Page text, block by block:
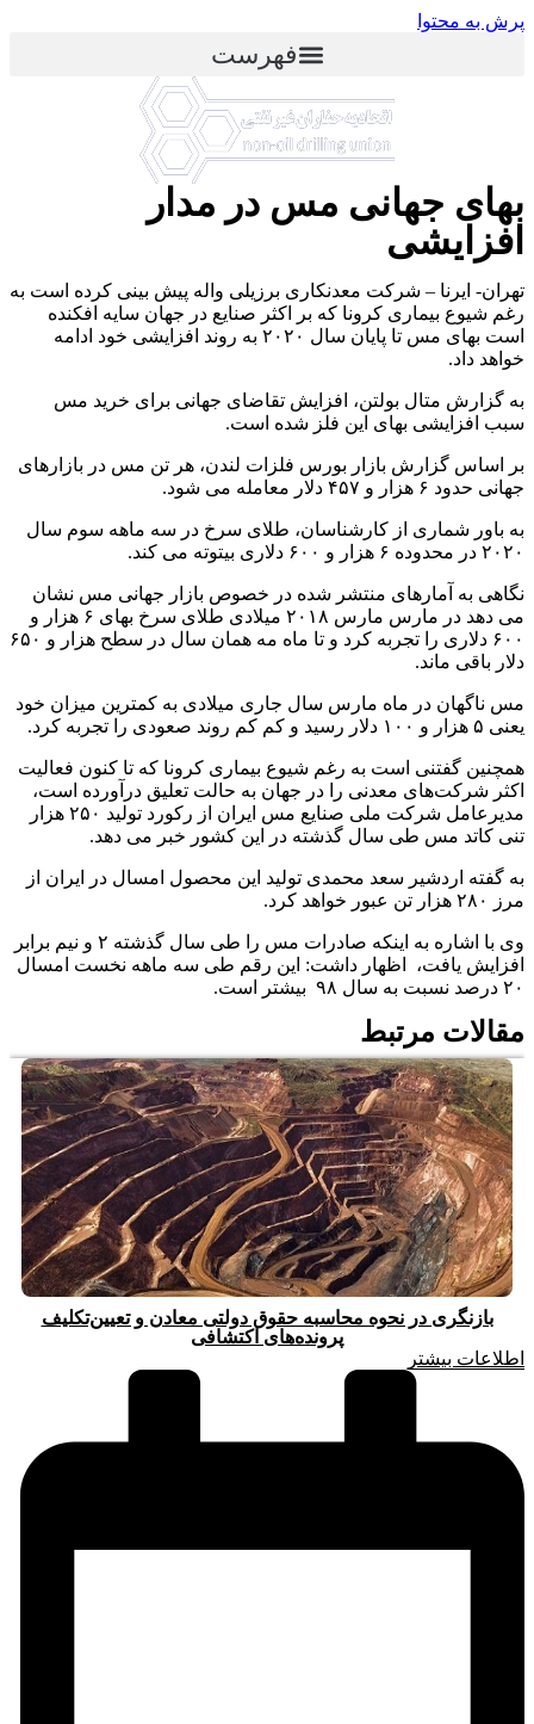
پرش به محتوا
فهرست
بهای جهانی مس در مدار
افزایشی
تهران- ایرنا – شرکت معدنکاری برزیلی واله پیش بینی کرده است به
رغم شیوع بیماری کرونا که بر اکثر صنایع در جهان سایه افکنده
است بهای مس تا پایان سال ۲۰۲۰ به روند افزایشی خود ادامه
خواهد داد.
به گزارش متال بولتن، افزایش تقاضای جهانی برای خرید مس
سبب افزایشی بهای این فلز شده است.
بر اساس گزارش بازار بورس فلزات لندن، هر تن مس در بازارهای
جهانی حدود ۶ هزار و ۴۵۷ دلار معامله می شود.
به باور شماری از کارشناسان، طلای سرخ در سه ماهه سوم سال
۲۰۲۰ در محدوده ۶ هزار و ۶۰۰ دلاری بیتوته می کند.
نگاهی به آمارهای منتشر شده در خصوص بازار جهانی مس نشان
می دهد در مارس مارس ۲۰۱۸ میلادی طلای سرخ بهای ۶ هزار و
۶۰۰ دلاری را تجربه کرد و تا ماه مه همان سال در سطح هزار و ۶۵۰
دلار باقی ماند.
مس ناگهان در ماه مارس سال جاری میلادی به کمترین میزان خود
یعنی ۵ هزار و ۱۰۰ دلار رسید و کم کم روند صعودی را تجربه کرد.
همچنین گفتنی است به رغم شیوع بیماری کرونا که تا کنون فعالیت
اکثر شرکت‌های معدنی را در جهان به حالت تعلیق درآورده است،
مدیرعامل شرکت ملی صنایع مس ایران از رکورد تولید ۲۵۰ هزار
تنی کاتد مس طی سال گذشته در این کشور خبر می دهد.
به گفته اردشیر سعد محمدی تولید این محصول امسال در ایران از
مرز ۲۸۰ هزار تن عبور خواهد کرد.
وی با اشاره به اینکه صادرات مس را طی سال گذشته ۲ و نیم‌ برابر
افزایش یافت، اظهار داشت: این رقم طی سه ماهه نخست امسال
۲۰ درصد نسبت به سال ۹۸ بیشتر است.
مقالات مرتبط
بازنگری در نحوه محاسبه حقوق دولتی معادن و تعیین‌تکلیف
پرونده‌های اکتشافی
اطلاعات بیشتر